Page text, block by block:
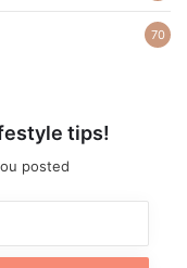
70
tips!
posted